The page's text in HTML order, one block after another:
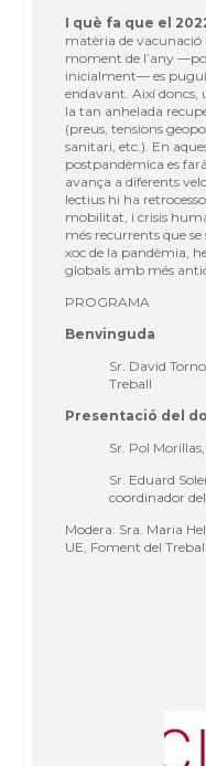
I què fa que el
matèria de
moment de l’any
inicialment— es pugui
endavant. Així doncs,
la tan anhelada
(preus, tensions
sanitari, etc.). En
postpandèmica es
avança a diferents
lectius hi ha
mobilitat, i crisis
més recurrents que
xoc de la pandèmia,
globals amb més
PROGRAMA
Benvinguda
Sr. David
Treball
Presentació del
Sr. Pol
Sr. Eduard
coordinador
Modera: Sra. Maria
UE, Foment del Treball